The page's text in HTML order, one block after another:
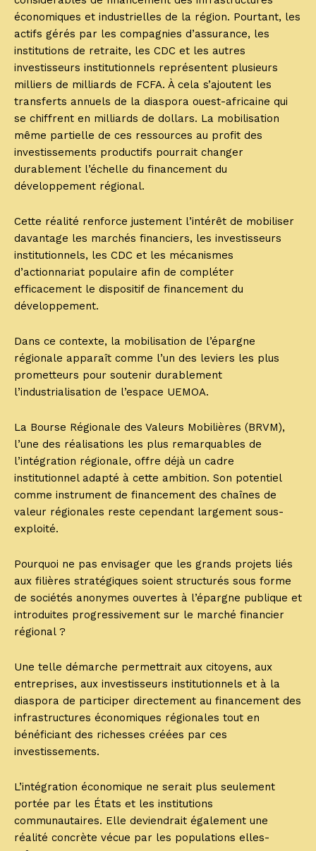
économiques et industrielles de la région. Pourtant, les
actifs gérés par les compagnies d’assurance, les
institutions de retraite, les CDC et les autres
investisseurs institutionnels représentent plusieurs
milliers de milliards de FCFA. À cela s’ajoutent les
transferts annuels de la diaspora ouest-africaine qui
se chiffrent en milliards de dollars. La mobilisation
même partielle de ces ressources au profit des
investissements productifs pourrait changer
durablement l’échelle du financement du
développement régional.
Cette réalité renforce justement l’intérêt de mobiliser
davantage les marchés financiers, les investisseurs
institutionnels, les CDC et les mécanismes
d’actionnariat populaire afin de compléter
efficacement le dispositif de financement du
développement.
Dans ce contexte, la mobilisation de l’épargne
régionale apparaît comme l’un des leviers les plus
prometteurs pour soutenir durablement
l’industrialisation de l’espace UEMOA.
La Bourse Régionale des Valeurs Mobilières (BRVM),
l’une des réalisations les plus remarquables de
l’intégration régionale, offre déjà un cadre
institutionnel adapté à cette ambition. Son potentiel
comme instrument de financement des chaînes de
valeur régionales reste cependant largement sous-
exploité.
Pourquoi ne pas envisager que les grands projets liés
aux filières stratégiques soient structurés sous forme
de sociétés anonymes ouvertes à l’épargne publique et
introduites progressivement sur le marché financier
régional ?
Une telle démarche permettrait aux citoyens, aux
entreprises, aux investisseurs institutionnels et à la
diaspora de participer directement au financement des
infrastructures économiques régionales tout en
bénéficiant des richesses créées par ces
investissements.
L’intégration économique ne serait plus seulement
portée par les États et les institutions
communautaires. Elle deviendrait également une
réalité concrète vécue par les populations elles-